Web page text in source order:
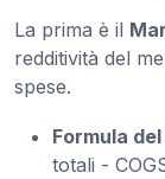
La prima è il
redditività del
spese.
Formula
totali -